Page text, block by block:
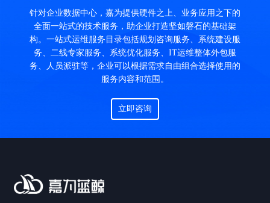
针对企业数据中心，嘉为提供硬件之上、业务应用之下的
全面一站式的技术服务，助企业打造坚如磐石的基础架
构。一站式运维服务目录包括规划咨询服务、系统建设服
务、二线专家服务、系统优化服务、IT运维整体外包服
务、人员派驻等，企业可以根据需求自由组合选择使用的
服务内容和范围。
立即咨询